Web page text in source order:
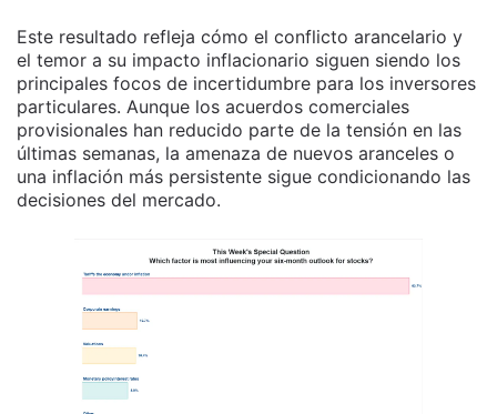
Este resultado refleja cómo el conflicto arancelario y
el temor a su impacto inflacionario siguen siendo los
principales focos de incertidumbre para los inversores
particulares. Aunque los acuerdos comerciales
provisionales han reducido parte de la tensión en las
últimas semanas, la amenaza de nuevos aranceles o
una inflación más persistente sigue condicionando las
decisiones del mercado.